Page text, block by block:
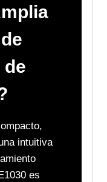
de
intuitiva
es